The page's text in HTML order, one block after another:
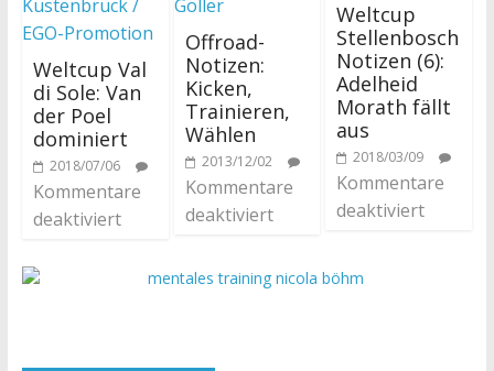
Weltcup Val
di Sole: Van
der Poel
dominiert
2018/07/06
Kommentare
deaktiviert
Offroad-
Notizen:
Kicken,
Trainieren,
Wählen
2013/12/02
Kommentare
deaktiviert
Weltcup
Stellenbosch
Notizen (6):
Adelheid
Morath fällt
aus
2018/03/09
Kommentare
deaktiviert